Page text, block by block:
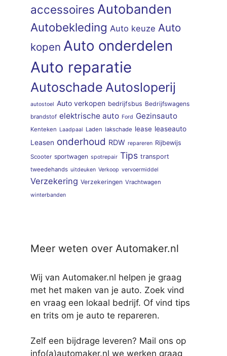
accessoires Autobanden
Autobekleding Auto keuze Auto
kopen Auto onderdelen
Auto reparatie
Autoschade Autosloperij
autostoel Auto verkopen bedrijfsbus Bedrijfswagens
brandstof elektrische auto Ford Gezinsauto
Kenteken Laadpaal Laden lakschade lease leaseauto
Leasen onderhoud RDW repareren Rijbewijs
Scooter sportwagen spotrepair Tips transport
tweedehands uitdeuken Verkoop vervoermiddel
Verzekering Verzekeringen Vrachtwagen
winterbanden
Meer weten over Automaker.nl
Wij van Automaker.nl helpen je graag
met het maken van je auto. Zoek vind
en vraag een lokaal bedrijf. Of vind tips
en trits om je auto te repareren.
Zelf een bijdrage leveren? Mail ons op
info(a)automaker.nl we werken graag